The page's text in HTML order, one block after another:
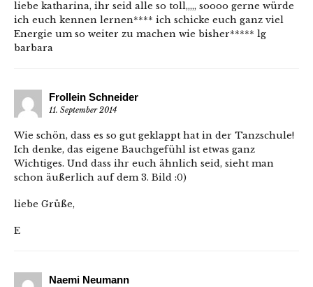
liebe katharina, ihr seid alle so toll,,,,, soooo gerne würde
ich euch kennen lernen**** ich schicke euch ganz viel
Energie um so weiter zu machen wie bisher***** lg
barbara
Frollein Schneider
11. September 2014
Wie schön, dass es so gut geklappt hat in der Tanzschule!
Ich denke, das eigene Bauchgefühl ist etwas ganz
Wichtiges. Und dass ihr euch ähnlich seid, sieht man
schon äußerlich auf dem 3. Bild :0)
liebe Grüße,
E
Naemi Neumann